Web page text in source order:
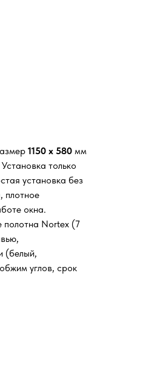
1150 х 580 мм
только
установка без
плотное
окна.
полотна Nortex (7
(белый,
углов, срок